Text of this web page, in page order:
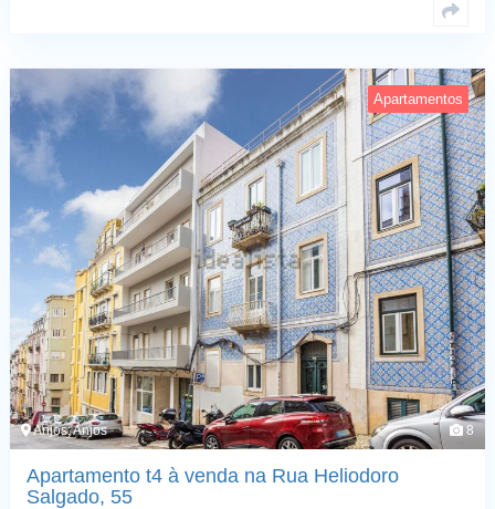
Apartamentos
Anjos; Anjos 8
Apartamento t4 à venda na Rua Heliodoro
Salgado, 55